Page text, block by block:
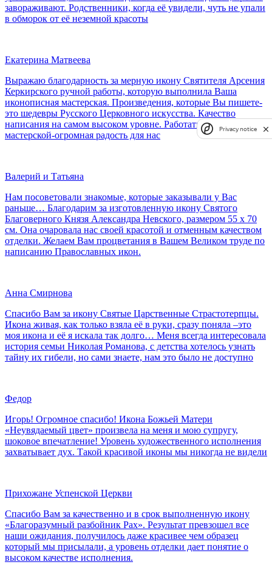
завораживают. Родственники, когда её увидели, чуть не упали
в обморок от её неземной красоты
Екатерина Матвеева
Выражаю благодарность за мерную икону Святителя Арсения
Керкирского ручной работы, которую выполнила Ваша
иконописная мастерская. Произведения, которые Вы пишете-
это шедевры Русского Церковного искусства. Качество
написания на самом высоком уровне. Работать с Вашей
мастерской-огромная радость для нас
Валерий и Татьяна
Нам посоветовали знакомые, которые заказывали у Вас
раньше… Благодарим за изготовленную икону Святого
Благоверного Князя Александра Невского, размером 55 х 70
см. Она очаровала нас своей красотой и отменным качеством
отделки. Желаем Вам процветания в Вашем Великом труде по
написанию Православных икон.
Анна Смирнова
Спасибо Вам за икону Святые Царственные Страстотерпцы.
Икона живая, как только взяла её в руки, сразу поняла –это
моя икона и её я искала так долго… Меня всегда интересовала
история семьи Николая Романова, с детства хотелось узнать
тайну их гибели, но сами знаете, нам это было не доступно
Федор
Игорь! Огромное спасибо! Икона Божьей Матери
«Неувядаемый цвет» произвела на меня и мою супругу,
шоковое впечатление! Уровень художественного исполнения
захватывает дух. Такой красивой иконы мы никогда не видели
Прихожане Успенской Церкви
Спасибо Вам за качественно и в срок выполненную икону
«Благоразумный разбойник Рах». Результат превзошел все
наши ожидания, получилось даже красивее чем образец
который мы присылали, а уровень отделки дает понятие о
высоком качестве исполнения.
Privacy notice